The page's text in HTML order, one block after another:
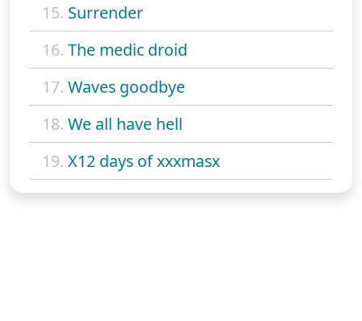
15. Surrender
16. The medic droid
17. Waves goodbye
18. We all have hell
19. X12 days of xxxmasx